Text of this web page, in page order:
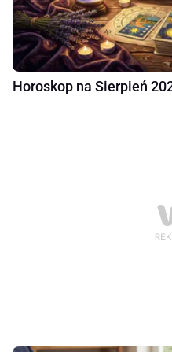
Horoskop na Sierpień